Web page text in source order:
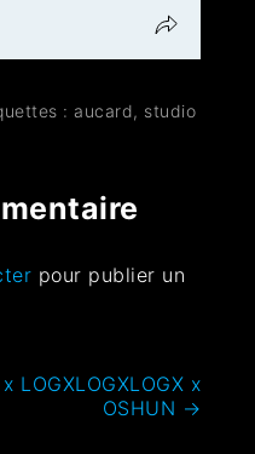
: aucard, studio
pour publier un
LOGXLOGXLOGX x
OSHUN →